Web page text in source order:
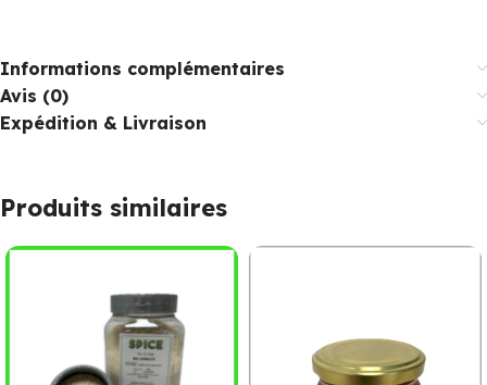
Informations complémentaires
Avis (0)
Expédition & Livraison
Produits similaires